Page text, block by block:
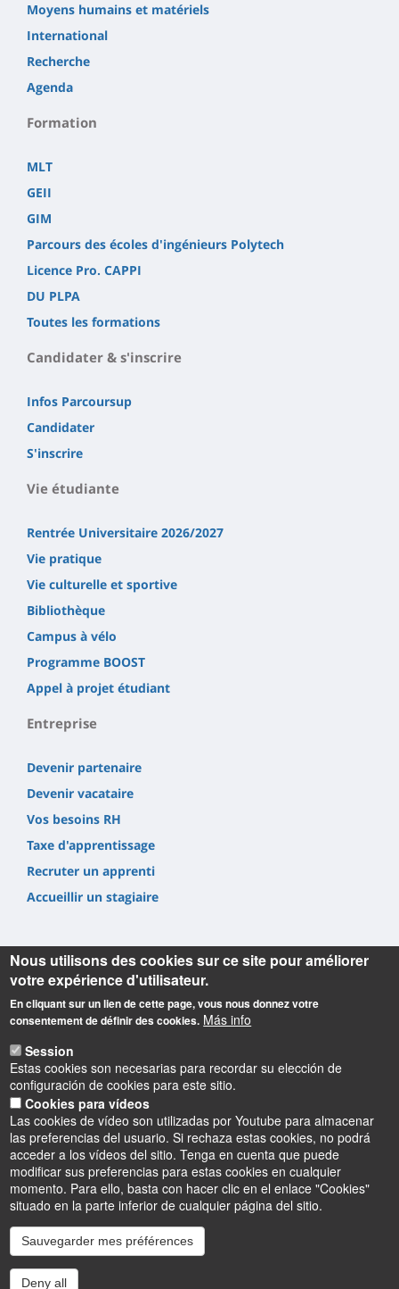
Moyens humains et matériels
International
Recherche
Agenda
Formation
MLT
GEII
GIM
Parcours des écoles d'ingénieurs Polytech
Licence Pro. CAPPI
DU PLPA
Toutes les formations
Candidater & s'inscrire
Infos Parcoursup
Candidater
S'inscrire
Vie étudiante
Rentrée Universitaire 2026/2027
Vie pratique
Vie culturelle et sportive
Bibliothèque
Campus à vélo
Programme BOOST
Appel à projet étudiant
Entreprise
Devenir partenaire
Devenir vacataire
Vos besoins RH
Taxe d'apprentissage
Recruter un apprenti
Accueillir un stagiaire
Informations
Adresse :
IUT de Chartres
1, place Roger Joly (67,65 km)
28000 Chartres
Téléphone :
02 37 91 83 00
InstagramLinkedInYoutube
Nous utilisons des cookies sur ce site pour améliorer
votre expérience d'utilisateur.
En cliquant sur un lien de cette page, vous nous donnez votre
consentement de définir des cookies. Más info
Session
Estas cookies son necesarias para recordar su elección de
configuración de cookies para este sitio.
Cookies para vídeos
Las cookies de vídeo son utilizadas por Youtube para almacenar
las preferencias del usuario. Si rechaza estas cookies, no podrá
acceder a los vídeos del sitio. Tenga en cuenta que puede
modificar sus preferencias para estas cookies en cualquier
momento. Para ello, basta con hacer clic en el enlace "Cookies"
situado en la parte inferior de cualquier página del sitio.
Sauvegarder mes préférences
Deny all